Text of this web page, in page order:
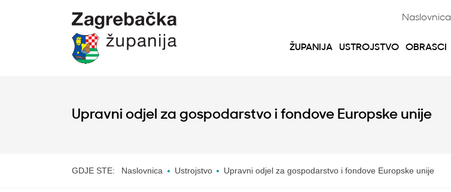
Naslovnica
ŽUPANIJA USTROJSTVO OBRASCI
Upravni odjel za gospodarstvo i fondove Europske unije
GDJE STE: Naslovnica Ustrojstvo Upravni odjel za gospodarstvo i fondove Europske unije